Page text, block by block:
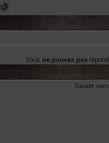
Vous ne pouvez pas
::
Sauter